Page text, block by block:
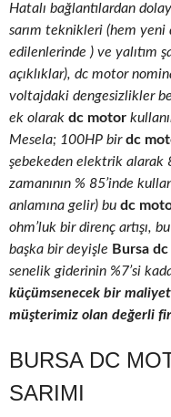
Hatalı bağlantılardan
sarım teknikleri (hem yeni
edilenlerinde ) ve yalıtım
açıklıklar), dc motor
voltajdaki dengesizlikler
ek olarak dc motor
Mesela; 100HP birdc
şebekeden elektrik alarak
zamanının % 85’inde
anlamına gelir) bu dc
ohm’luk bir direnç artışı,
başka bir deyişle Bursa
senelik giderinin %7’si
küçümsenecek bir
müşterimiz olan değerli
BURSA DC
SARIMI